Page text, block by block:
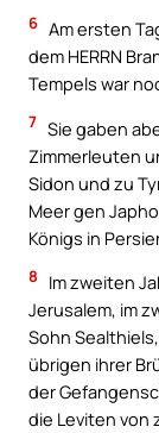
6 Am ersten
dem HERRN
Tempels war
7 Sie gaben
Zimmerleuten
Sidon und zu
Meer gen
Königs in
8
Im zweiten
Jerusalem, im
Sohn
übrigen ihrer
der
die Leviten von